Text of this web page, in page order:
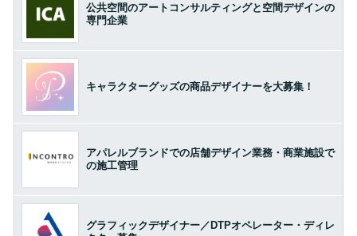
公共空間のアートコンサルティングと空間デザインの
専門企業
キャラクターグッズの商品デザイナーを大募集！
アパレルブランドでの店舗デザイン業務・商業施設で
の施工管理
グラフィックデザイナー／DTPオペレーター・ディレ